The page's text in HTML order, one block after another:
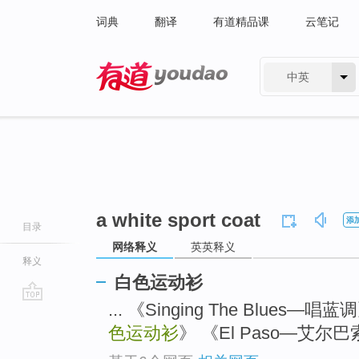
词典 翻译 有道精品课 云笔记
中英
目录
释义
a white sport coat 添
网络释义 英英释义
白色运动衫
... 《Singing The Blues—唱蓝
色运动衫》 《El Paso—艾尔巴